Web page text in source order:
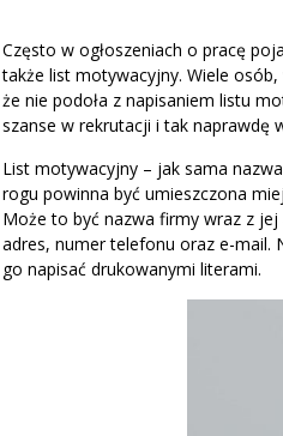
Często w ogłoszeniach o pracę
także list motywacyjny. Wiele
że nie podoła z napisaniem listu
szanse w rekrutacji i tak naprawdę
List motywacyjny – jak sama
rogu powinna być umieszczona
Może to być nazwa firmy wraz z
adres, numer telefonu oraz e-mail.
go napisać drukowanymi literami.